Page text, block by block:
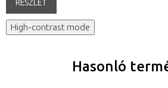
RÉSZLET
High-contrast mode
Hasonló